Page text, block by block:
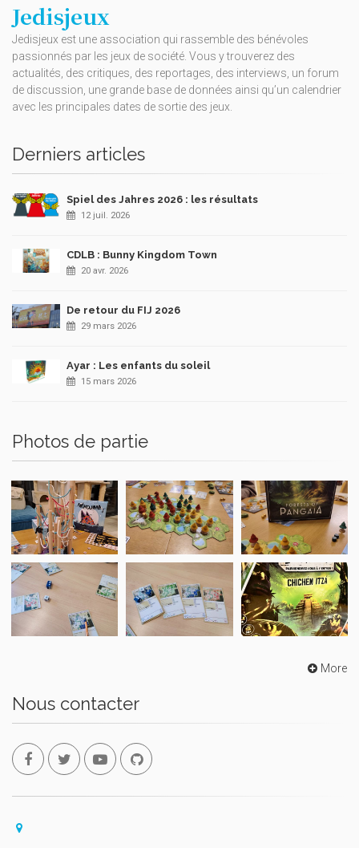
Jedisjeux
Jedisjeux est une association qui rassemble des bénévoles
passionnés par les jeux de société. Vous y trouverez des
actualités, des critiques, des reportages, des interviews, un forum
de discussion, une grande base de données ainsi qu’un calendrier
avec les principales dates de sortie des jeux.
Derniers articles
Spiel des Jahres 2026 : les résultats
12 juil. 2026
CDLB : Bunny Kingdom Town
20 avr. 2026
De retour du FIJ 2026
29 mars 2026
Ayar : Les enfants du soleil
15 mars 2026
Photos de partie
More
Nous contacter